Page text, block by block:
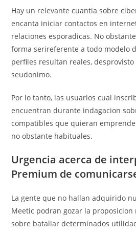
Hay un relevante cuanti­a sobre
encanta iniciar contactos en
relaciones esporadicas. No
forma seri­referente a todo modelo
perfiles resultan reales,
seudonimo.
Por lo tanto, las usuarios cual
encuentran durante indagacion
compatibles que quieran
no obstante habituales.
Urgencia acerca de
Premium de
La gente que no hallan adquirido
Meetic podran gozar la
sobre batallar determinados